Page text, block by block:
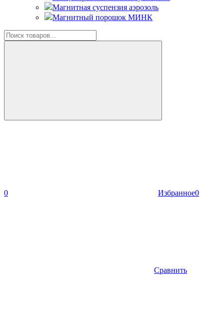
Магнитная суспензия аэрозоль
Магнитный порошок МИНК
0 Избранное0
Сравнить